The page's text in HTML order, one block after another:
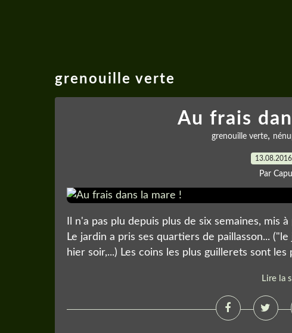
grenouille verte
Au frais
grenouille verte,
13.08.2016
Par
Il n'a pas plu depuis plus de six semaines,
Le jardin a pris ses quartiers de paillasson...
hier soir,...) Les coins les plus guillerets sont les
Lire la